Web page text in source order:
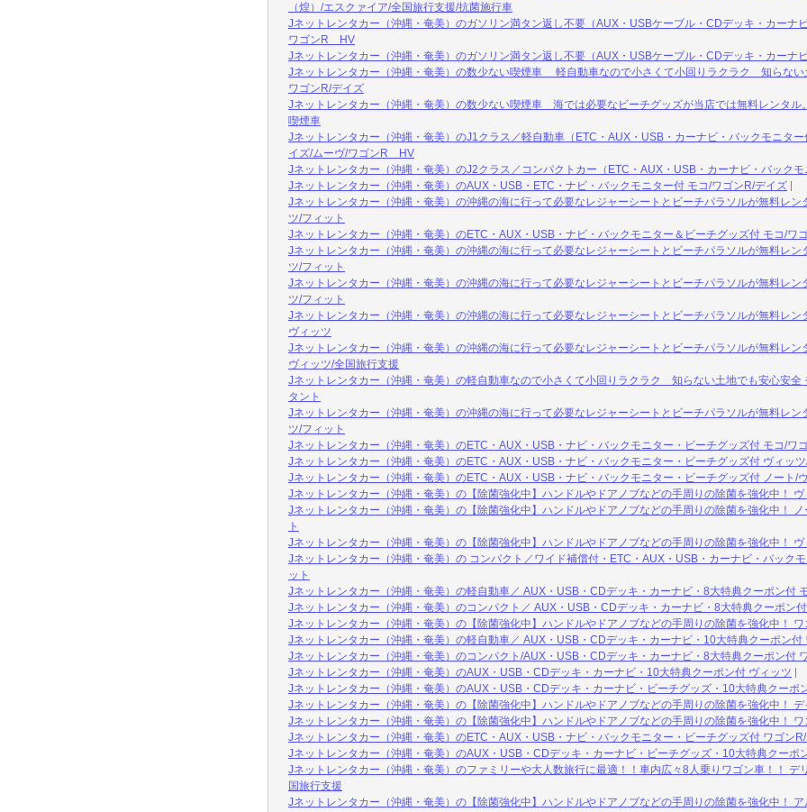
（煌）/エスクァイア/全国旅行支援/抗菌施行車
Jネットレンタカー（沖縄・奄美）のガソリン満タン返し不要（AUX・USBケーブル・CDデッキ・カーナ
ワゴンR HV
Jネットレンタカー（沖縄・奄美）のガソリン満タン返し不要（AUX・USBケーブル・CDデッキ・カーナ
Jネットレンタカー（沖縄・奄美）の数少ない喫煙車 軽自動車なので小さくて小回りラクラク 知らない
ワゴンR/デイズ
Jネットレンタカー（沖縄・奄美）の数少ない喫煙車 海では必要なビーチグッズが当店では無料レンタル
喫煙車
Jネットレンタカー（沖縄・奄美）のJ1クラス／軽自動車（ETC・AUX・USB・カーナビ・バックモニタ
イズ/ムーヴ/ワゴンR HV
Jネットレンタカー（沖縄・奄美）のJ2クラス／コンパクトカー（ETC・AUX・USB・カーナビ・バックモ
Jネットレンタカー（沖縄・奄美）のAUX・USB・ETC・ナビ・バックモニター付 モコ/ワゴンR/デイズ
Jネットレンタカー（沖縄・奄美）の沖縄の海に行って必要なレジャーシートとビーチパラソルが無料レン
ツ/フィット
Jネットレンタカー（沖縄・奄美）のETC・AUX・USB・ナビ・バックモニター＆ビーチグッズ付 モコ/ワ
Jネットレンタカー（沖縄・奄美）の沖縄の海に行って必要なレジャーシートとビーチパラソルが無料レン
ツ/フィット
Jネットレンタカー（沖縄・奄美）の沖縄の海に行って必要なレジャーシートとビーチパラソルが無料レン
ツ/フィット
Jネットレンタカー（沖縄・奄美）の沖縄の海に行って必要なレジャーシートとビーチパラソルが無料レン
ヴィッツ
Jネットレンタカー（沖縄・奄美）の沖縄の海に行って必要なレジャーシートとビーチパラソルが無料レン
ヴィッツ/全国旅行支援
Jネットレンタカー（沖縄・奄美）の軽自動車なので小さくて小回りラクラク 知らない土地でも安心安全
タント
Jネットレンタカー（沖縄・奄美）の沖縄の海に行って必要なレジャーシートとビーチパラソルが無料レン
ツ/フィット
Jネットレンタカー（沖縄・奄美）のETC・AUX・USB・ナビ・バックモニター・ビーチグッズ付 モコ/ワ
Jネットレンタカー（沖縄・奄美）のETC・AUX・USB・ナビ・バックモニター・ビーチグッズ付 ヴィッツ
Jネットレンタカー（沖縄・奄美）のETC・AUX・USB・ナビ・バックモニター・ビーチグッズ付 ノート/
Jネットレンタカー（沖縄・奄美）の【除菌強化中】ハンドルやドアノブなどの手周りの除菌を強化中！ ヴ
Jネットレンタカー（沖縄・奄美）の【除菌強化中】ハンドルやドアノブなどの手周りの除菌を強化中！ ノ
ト
Jネットレンタカー（沖縄・奄美）の【除菌強化中】ハンドルやドアノブなどの手周りの除菌を強化中！ ヴ
Jネットレンタカー（沖縄・奄美）の コンパクト／ワイド補償付・ETC・AUX・USB・カーナビ・バック
ット
Jネットレンタカー（沖縄・奄美）の軽自動車／ AUX・USB・CDデッキ・カーナビ・8大特典クーポン付
Jネットレンタカー（沖縄・奄美）のコンパクト／ AUX・USB・CDデッキ・カーナビ・8大特典クーポン
Jネットレンタカー（沖縄・奄美）の【除菌強化中】ハンドルやドアノブなどの手周りの除菌を強化中！
Jネットレンタカー（沖縄・奄美）の軽自動車／ AUX・USB・CDデッキ・カーナビ・10大特典クーポン
Jネットレンタカー（沖縄・奄美）のコンパクト/AUX・USB・CDデッキ・カーナビ・8大特典クーポン付
Jネットレンタカー（沖縄・奄美）のAUX・USB・CDデッキ・カーナビ・10大特典クーポン付 ヴィッツ
Jネットレンタカー（沖縄・奄美）のAUX・USB・CDデッキ・カーナビ・ビーチグッズ・10大特典クー
Jネットレンタカー（沖縄・奄美）の【除菌強化中】ハンドルやドアノブなどの手周りの除菌を強化中！
Jネットレンタカー（沖縄・奄美）の【除菌強化中】ハンドルやドアノブなどの手周りの除菌を強化中！
Jネットレンタカー（沖縄・奄美）のETC・AUX・USB・ナビ・バックモニター・ビーチグッズ付 ワゴン
Jネットレンタカー（沖縄・奄美）のAUX・USB・CDデッキ・カーナビ・ビーチグッズ・10大特典クーポ
Jネットレンタカー（沖縄・奄美）のファミリーや大人数旅行に最適！！車内広々8人乗りワゴン車！！ デ
国旅行支援
Jネットレンタカー（沖縄・奄美）の【除菌強化中】ハンドルやドアノブなどの手周りの除菌を強化中！ ア